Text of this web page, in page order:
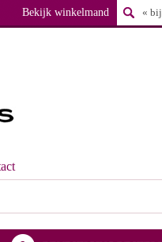
Bekijk winkelmand